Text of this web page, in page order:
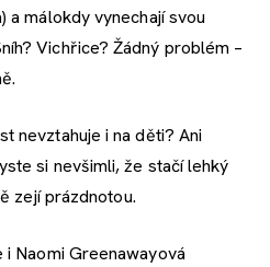
a málokdy vynechají svou
Vichřice? Žádný problém –
nevztahuje i na děti? Ani
si nevšimli, že stačí lehký
zejí prázdnotou.
Naomi Greenawayová